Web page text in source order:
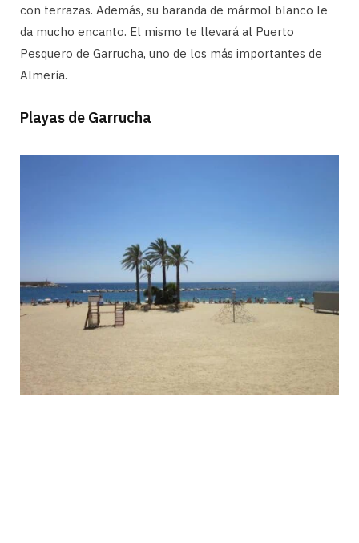
con terrazas. Además, su baranda de mármol blanco le
da mucho encanto. El mismo te llevará al Puerto
Pesquero de Garrucha, uno de los más importantes de
Almería.
Playas de Garrucha